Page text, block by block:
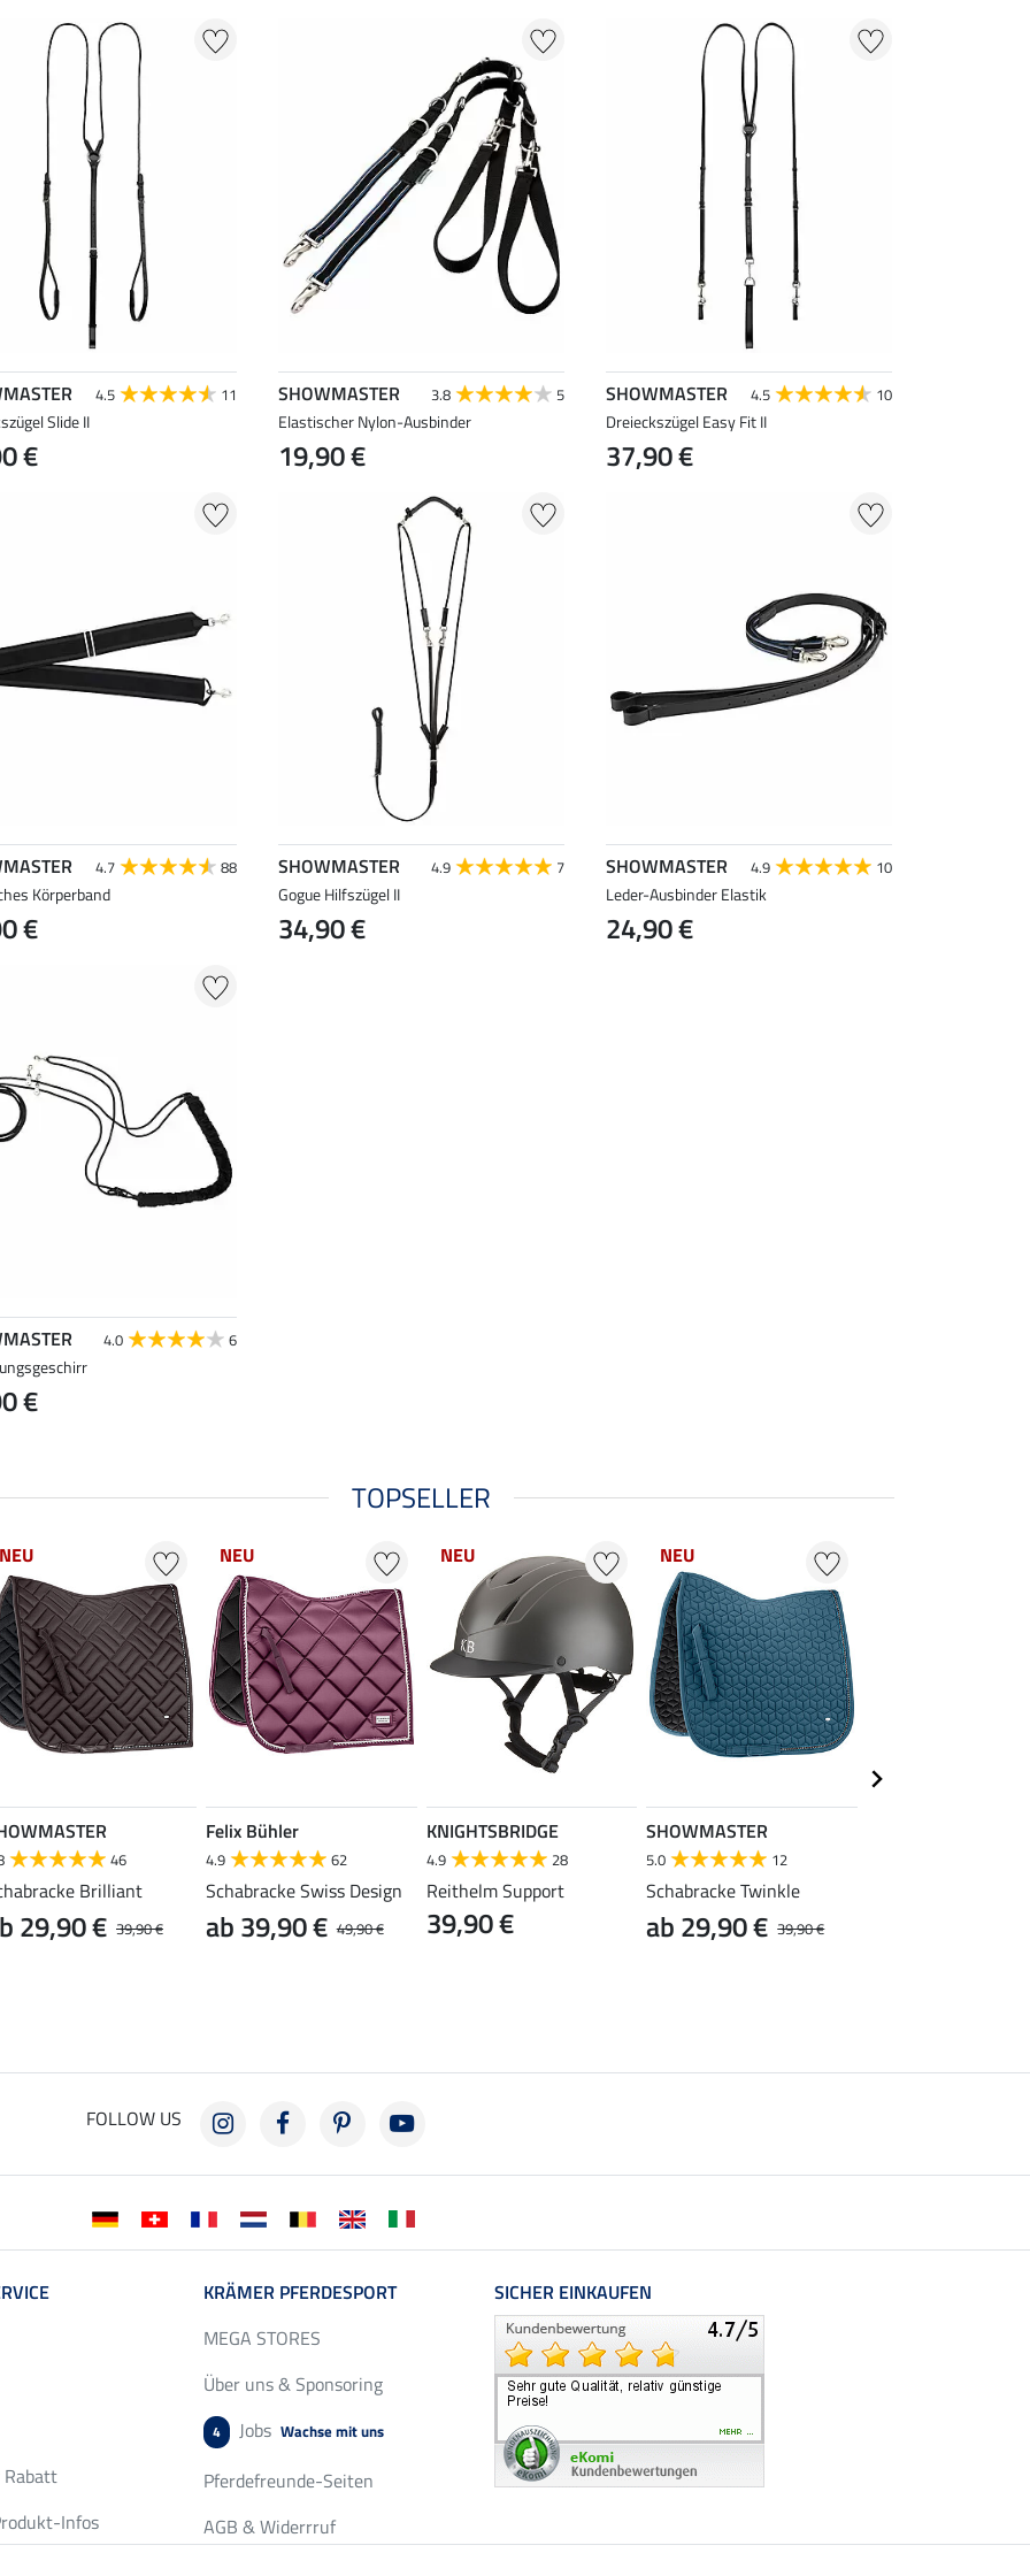
4.5 11
Slide II
€
SHOWMASTER 3.8 5
Elastischer Nylon-Ausbinder
19,90 €
SHOWMASTER 4.5 10
Dreieckszügel Easy Fit II
37,90 €
4.7 88
Körperband
€
SHOWMASTER 4.9 7
Gogue Hilfszügel II
34,90 €
SHOWMASTER 4.9 10
Leder-Ausbinder Elastik
24,90 €
4.0 6
€
TOPSELLER
NEU
46
Brilliant
39,90 €
29,90 €
NEU
Felix Bühler
4.9 62
Schabracke Swiss Design
49,90 €
ab 39,90 €
NEU
KNIGHTSBRIDGE
4.9 28
Reithelm Support
39,90 €
NEU
SHOWMASTER
5.0 12
Schabracke Twinkle
39,90 €
ab 29,90 €
FOLLOW US
Infos
KRÄMER PFERDESPORT
MEGA STORES
Über uns & Sponsoring
4 Jobs Wachse mit uns
Pferdefreunde-Seiten
AGB & Widerrruf
SICHER EINKAUFEN